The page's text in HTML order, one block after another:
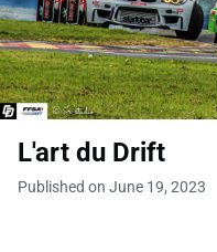
L'art du Drift
Published on June 19, 2023